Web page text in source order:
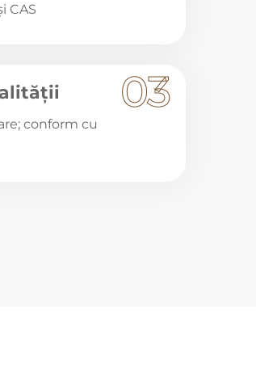
CAS
03
conform cu